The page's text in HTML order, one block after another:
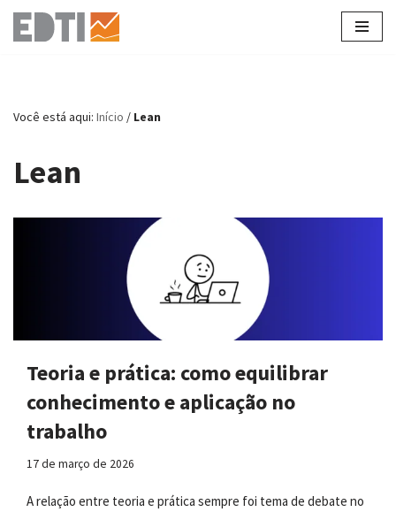
Pular
conteúdo
Você está aqui: Início / Lean
Lean
Teoria e prática: como equilibrar
conhecimento e aplicação no
trabalho
17 de março de 2026
A relação entre teoria e prática sempre foi tema de debate no